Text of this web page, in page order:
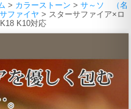
> カラーストーン > サ～ソ （名
ファイヤ > スターサファイア×ロ
K10対応